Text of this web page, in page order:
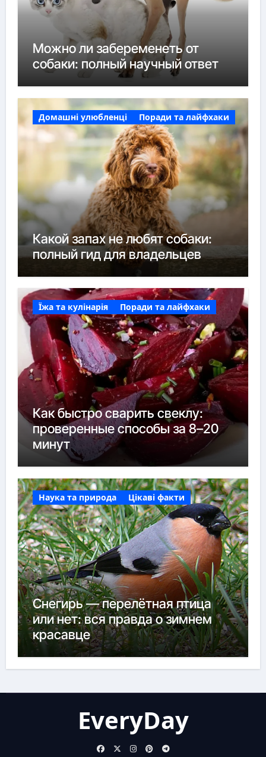
Можно ли забеременеть от
собаки: полный научный ответ
Домашні улюбленці Поради та лайфхаки
Какой запах не любят собаки:
полный гид для владельцев
Їжа та кулінарія Поради та лайфхаки
Как быстро сварить свеклу:
проверенные способы за 8–20
минут
Наука та природа Цікаві факти
Снегирь — перелётная птица
или нет: вся правда о зимнем
красавце
EveryDay